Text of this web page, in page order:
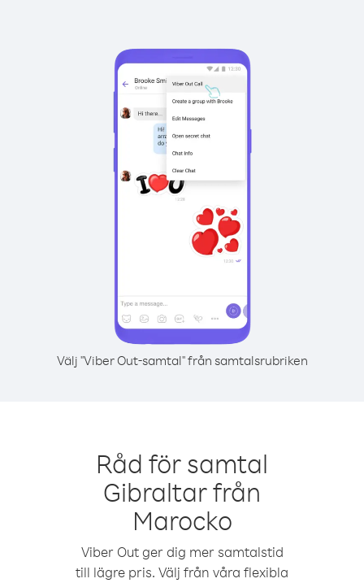
Välj "Viber Out-samtal" från samtalsrubriken
Råd för samtal
Gibraltar från
Marocko
Viber Out ger dig mer samtalstid
till lägre pris. Välj från våra flexibla